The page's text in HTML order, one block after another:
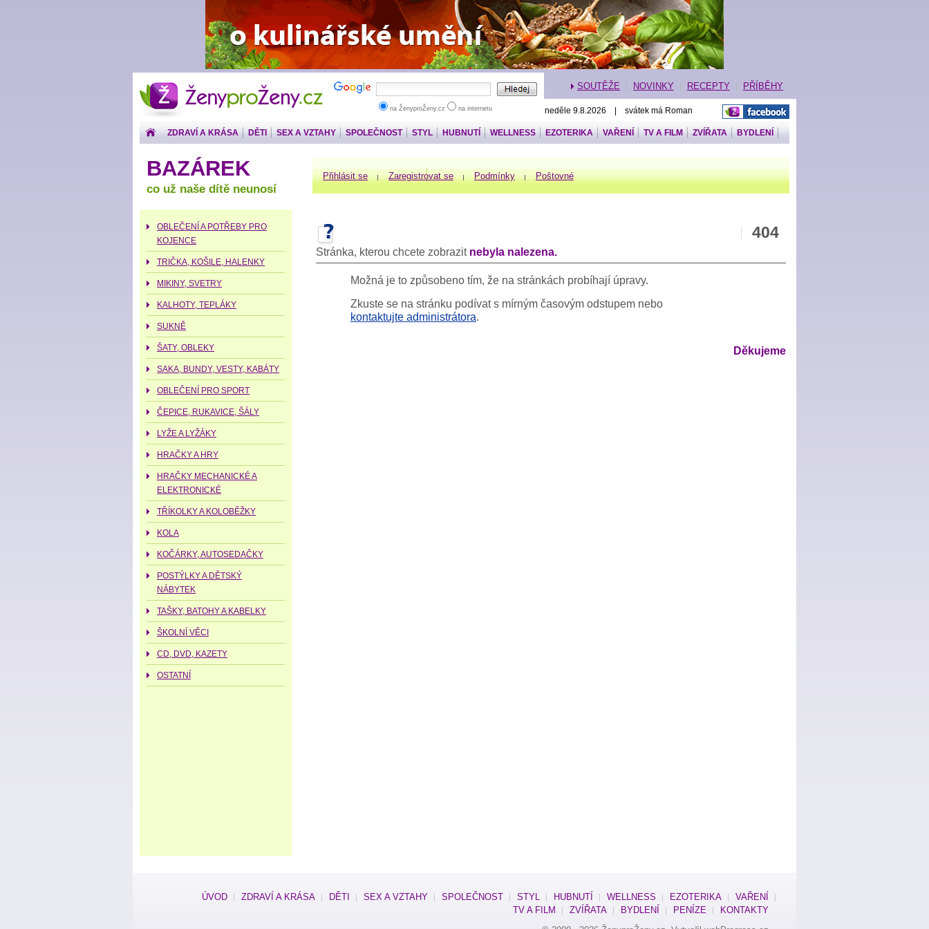
ŽenyproŽeny.cz
na ŽenyproŽeny.cz na internetu
SOUTĚŽE NOVINKY RECEPTY PŘÍBĚHY
neděle 9.8.2026 | svátek má Roman
ZDRAVÍ A KRÁSA DĚTI SEX A VZTAHY SPOLEČNOST STYL HUBNUTÍ WELLNESS EZOTERIKA VAŘENÍ TV A FILM ZVÍŘATA BYDLENÍ
Přihlásit se Zaregistrovat se Podmínky Poštovné
404
Stránka, kterou chcete zobrazit nebyla nalezena.
Možná je to způsobeno tím, že na stránkách probíhají úpravy.
Zkuste se na stránku podívat s mírným časovým odstupem nebo
kontaktujte administrátora.
Děkujeme
BAZÁREK
co už naše dítě neunosí
OBLEČENÍ A POTŘEBY PRO
KOJENCE
TRIČKA, KOŠILE, HALENKY
MIKINY, SVETRY
KALHOTY, TEPLÁKY
SUKNĚ
ŠATY, OBLEKY
SAKA, BUNDY, VESTY, KABÁTY
OBLEČENÍ PRO SPORT
ČEPICE, RUKAVICE, ŠÁLY
LYŽE A LYŽÁKY
HRAČKY A HRY
HRAČKY MECHANICKÉ A
ELEKTRONICKÉ
TŘÍKOLKY A KOLOBĚŽKY
KOLA
KOČÁRKY, AUTOSEDAČKY
POSTÝLKY A DĚTSKÝ
NÁBYTEK
TAŠKY, BATOHY A KABELKY
ŠKOLNÍ VĚCI
CD, DVD, KAZETY
OSTATNÍ
ÚVOD ZDRAVÍ A KRÁSA DĚTI SEX A VZTAHY SPOLEČNOST STYL HUBNUTÍ WELLNESS EZOTERIKA
VAŘENÍ
TV A FILM
ZVÍŘATA BYDLENÍ PENÍZE
KONTAKTY